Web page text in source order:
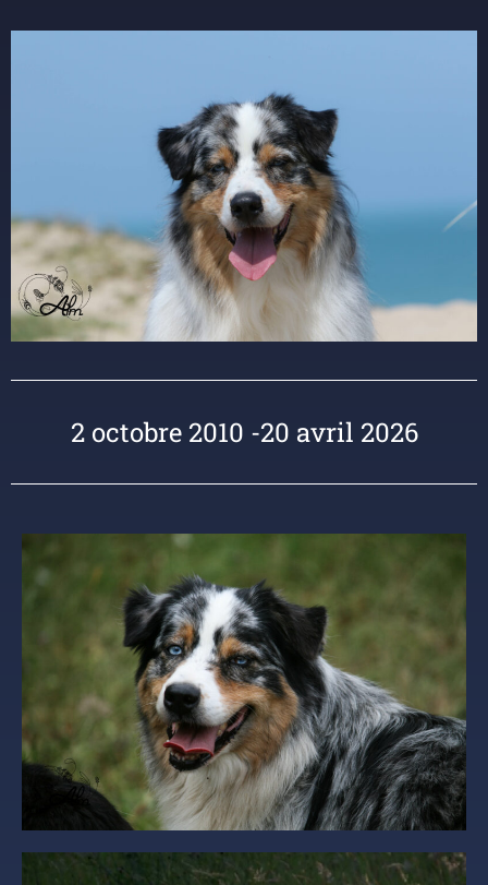
2 octobre 2010 -20 avril 2026